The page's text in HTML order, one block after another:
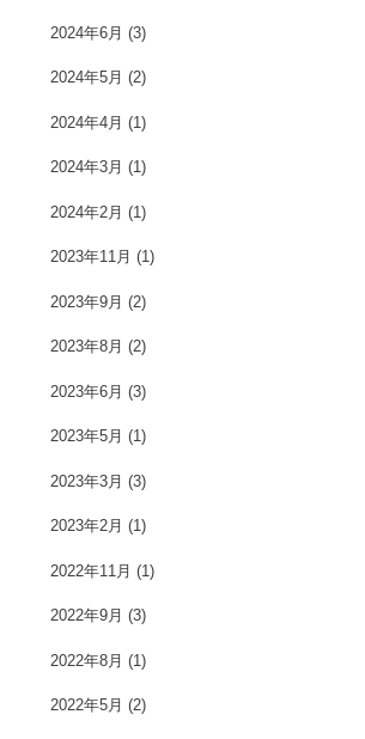
2024年6月 (3)
2024年5月 (2)
2024年4月 (1)
2024年3月 (1)
2024年2月 (1)
2023年11月 (1)
2023年9月 (2)
2023年8月 (2)
2023年6月 (3)
2023年5月 (1)
2023年3月 (3)
2023年2月 (1)
2022年11月 (1)
2022年9月 (3)
2022年8月 (1)
2022年5月 (2)